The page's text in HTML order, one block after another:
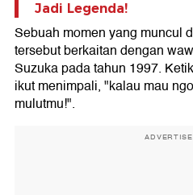
Jadi Legenda!
Sebuah momen yang muncul
tersebut berkaitan dengan
Suzuka pada tahun 1997.
ikut menimpali, "kalau mau
mulutmu!".